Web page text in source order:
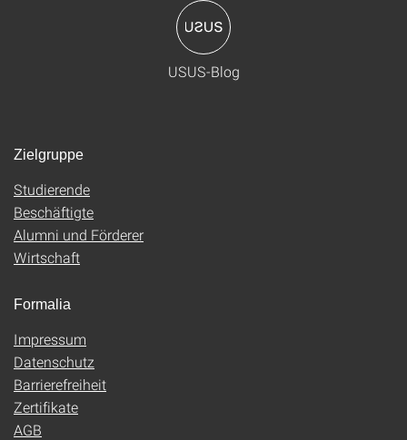
USUS-Blog
Zielgruppe
Studierende
Beschäftigte
Alumni und Förderer
Wirtschaft
Formalia
Impressum
Datenschutz
Barrierefreiheit
Zertifikate
AGB